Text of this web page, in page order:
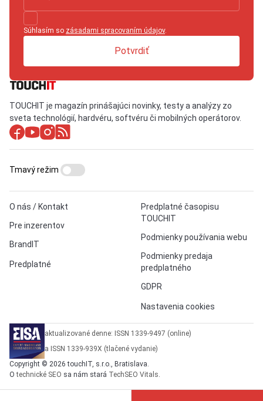
Súhlasím so zásadami spracovaním údajov.
Potvrdiť
TOUCHIT je magazín prinášajúci novinky, testy a analýzy zo
sveta technológií, hardvéru, softvéru či mobilných operátorov.
O nás / Kontakt
Pre inzerentov
BrandIT
Predplatné
Predplatné časopisu
TOUCHIT
Podmienky používania webu
Podmienky predaja
predplatného
GDPR
Nastavenia cookies
Tmavý režim
aktualizované denne: ISSN 1339-9497 (online)
a ISSN 1339-939X (tlačené vydanie)
Copyright © 2026 touchIT, s.r.o., Bratislava.
Otechnické SEO sa nám stará TechSEO Vitals.